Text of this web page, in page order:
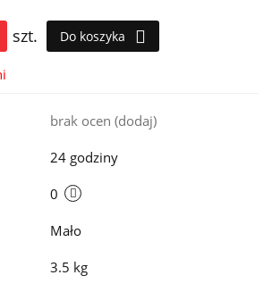
szt. Do koszyka
brak ocen (dodaj)
24 godziny
0
Mało
3.5 kg